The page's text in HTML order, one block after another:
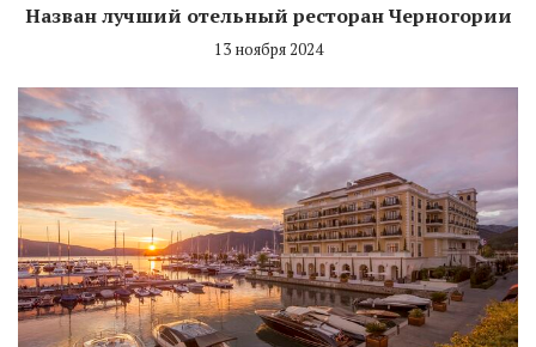
Назван лучший отельный ресторан Черногории
13 ноября 2024